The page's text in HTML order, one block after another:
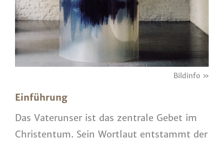
Bildinfo »
Einführung
Das Vaterunser ist das zentrale Gebet im
Christentum. Sein Wortlaut entstammt der